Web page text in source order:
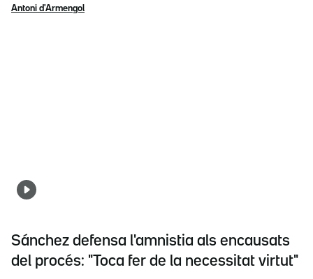
Antoni d'Armengol
Sánchez defensa l'amnistia als encausats
del procés: "Toca fer de la necessitat virtut"